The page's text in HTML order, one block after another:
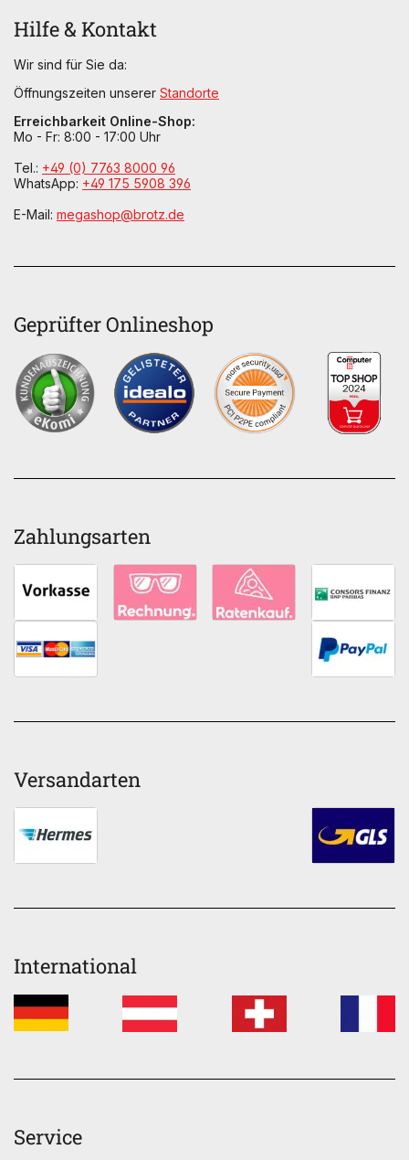
Hilfe & Kontakt
Wir sind für Sie da:
Öffnungszeiten unserer Standorte
Erreichbarkeit Online-Shop:
Mo - Fr: 8:00 - 17:00 Uhr
Tel.: +49 (0) 7763 8000 96
WhatsApp: +49 175 5908 396
E-Mail: megashop@brotz.de
Geprüfter Onlineshop
Zahlungsarten
Versandarten
International
Service